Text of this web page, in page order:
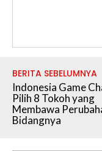
BERITA SEBELUMNYA
Indonesia Game
Pilih 8 Tokoh yang
Membawa
Bidangnya